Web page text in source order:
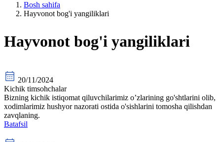
Bosh sahifa
Hayvonot bog'i yangiliklari
Hayvonot bog'i yangiliklari
20/11/2024
Kichik timsohchalar
Bizning kichik istiqomat qiluvchilarimiz o’zlarining go'shtlarini olib,
xodimlarimiz hushyor nazorati ostida o'sishlarini tomosha qilishdan
zavqlaning.
Batafsil